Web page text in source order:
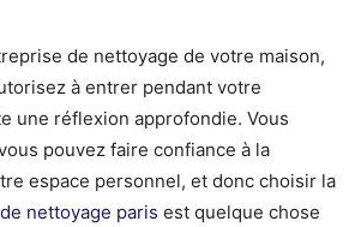
de nettoyage de votre maison,
à entrer pendant votre
une réflexion approfondie. Vous
pouvez faire confiance à la
espace personnel, et donc choisir la
nettoyage paris est quelque chose